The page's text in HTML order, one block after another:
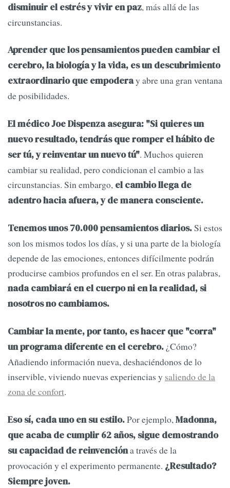
disminuir el estrés y vivir en paz, más allá de las
circunstancias.
Aprender que los pensamientos pueden cambiar el
cerebro, la biología y la vida, es un descubrimiento
extraordinario que empoderay abre una gran ventana
de posibilidades.
El médico Joe Dispenza asegura: "Si quieres un
nuevo resultado, tendrás que romper el hábito de
ser tú, y reinventar un nuevo tú". Muchos quieren
cambiar su realidad, pero condicionan el cambio a las
circunstancias. Sin embargo, el cambio llega de
adentro hacia afuera, y de manera consciente.
Tenemos unos 70.000 pensamientos diarios.Si estos
son los mismos todos los días, y si una parte de la biología
depende de las emociones, entonces difícilmente podrán
producirse cambios profundos en el ser. En otras palabras,
nada cambiará en el cuerpo ni en la realidad, si
nosotros no cambiamos.
Cambiar la mente, por tanto, es hacer que "corra"
un programa diferente en el cerebro. ¿Cómo?
Añadiendo información nueva, deshaciéndonos de lo
inservible, viviendo nuevas experiencias y saliendo de la
zona de confort.
Eso sí, cada uno en su estilo.Por ejemplo,Madonna,
que acaba de cumplir 62 años, sigue demostrando
su capacidad de reinvencióna través de la
provocación y el experimento permanente. ¿Resultado?
Siempre joven.